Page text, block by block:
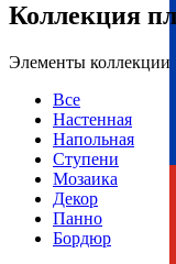
Коллекция
Элементы коллекции
Все
Настенная
Напольная
Ступени
Мозаика
Декор
Панно
Бордюр